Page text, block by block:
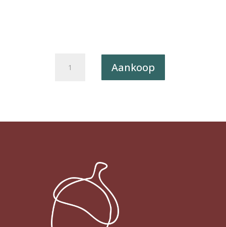
Caught
YOUR
BELLS
X12
aantal
Aankoop